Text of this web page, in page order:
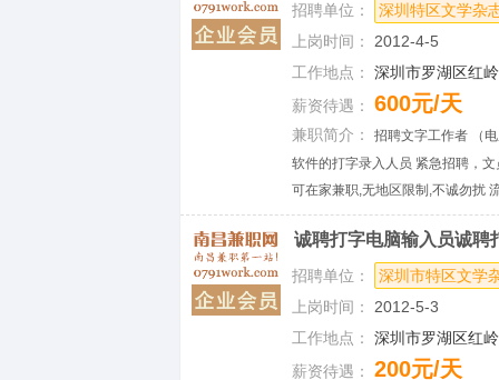
招聘单位：
深圳特区文学杂
上岗时间： 2012-4-5
工作地点： 深圳市罗湖区红
薪资待遇： 600元/天
兼职简介： 招聘文字工作者 （
软件的打字录入人员 紧急招聘，
可在家兼职,无地区限制,不诚勿扰
诚聘打字电脑输入员诚聘
招聘单位：
深圳市特区文学
上岗时间： 2012-5-3
工作地点： 深圳市罗湖区红
薪资待遇： 200元/天